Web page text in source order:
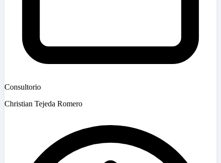
Consultorio
Christian Tejeda Romero